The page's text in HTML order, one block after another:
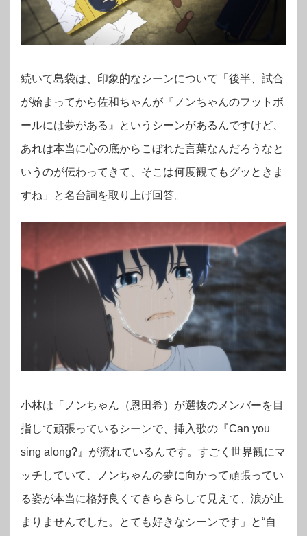
続いて島袋は、印象的なシーンについて「後半、試合
が始まってから佐和ちゃんが『ノンちゃんのフットボ
ールには夢がある』というシーンがあるんですけど、
あれは本当に心の底からこぼれた言葉なんだろうなと
いうのが伝わってきて、そこは何度観てもグッときま
すね」と名台詞を取り上げ回答。
小林は「ノンちゃん（恩田希）が選抜のメンバーを目
指して頑張っているシーンで、挿入歌の『Can you
sing along?』が流れているんです。すごく世界観にマ
ッチしていて、ノンちゃんの夢に向かって頑張ってい
る姿が本当に格好良くてきらきらして見えて、涙が止
まりませんでした。とても好きなシーンです」と“自